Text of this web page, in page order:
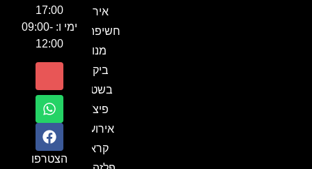
אירוע
חשיפה- זיו
מנור
ביקור
בשטח-
פיצ'ר
אירועים
קראון
17:00
ימי ו: 09:00-
12:00
הצטרפו